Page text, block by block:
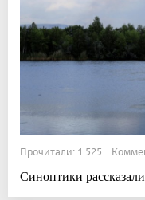
Прочитали: 1 525
Синоптики